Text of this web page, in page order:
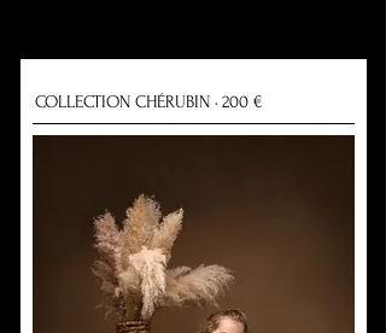
COLLECTION CHÉRUBIN · 200 €